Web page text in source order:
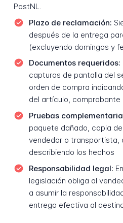
PostNL.
Plazo de reclamación:
después de la entrega
(excluyendo domingos y
Documentos requeridos:
capturas de pantalla del
orden de compra
del artículo, comprobante
Pruebas
paquete dañado, copia
vendedor o transportista,
describiendo los hechos
Responsabilidad legal:
legislación obliga al
a asumir la
entrega efectiva al